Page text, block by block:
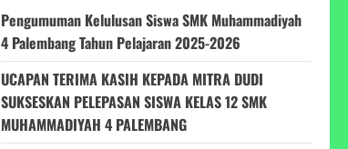
Pengumuman Kelulusan Siswa SMK Muhammadiyah
4 Palembang Tahun Pelajaran 2025-2026
UCAPAN TERIMA KASIH KEPADA MITRA DUDI
SUKSESKAN PELEPASAN SISWA KELAS 12 SMK
MUHAMMADIYAH 4 PALEMBANG